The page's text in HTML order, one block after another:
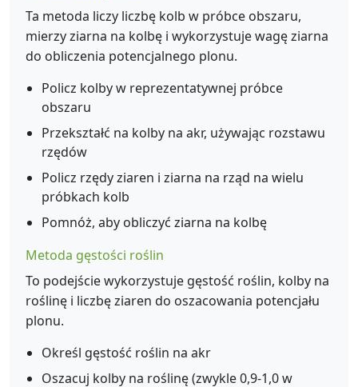
Ta metoda liczy liczbę kolb w próbce obszaru,
mierzy ziarna na kolbę i wykorzystuje wagę ziarna
do obliczenia potencjalnego plonu.
Policz kolby w reprezentatywnej próbce
obszaru
Przekształć na kolby na akr, używając rozstawu
rzędów
Policz rzędy ziaren i ziarna na rząd na wielu
próbkach kolb
Pomnóż, aby obliczyć ziarna na kolbę
Metoda gęstości roślin
To podejście wykorzystuje gęstość roślin, kolby na
roślinę i liczbę ziaren do oszacowania potencjału
plonu.
Określ gęstość roślin na akr
Oszacuj kolby na roślinę (zwykle 0,9-1,0 w